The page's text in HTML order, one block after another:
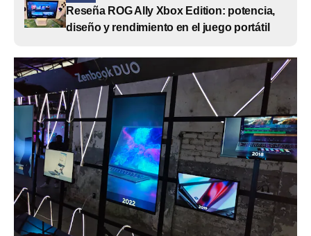
Reseña ROG Ally Xbox Edition: potencia,
diseño y rendimiento en el juego portátil